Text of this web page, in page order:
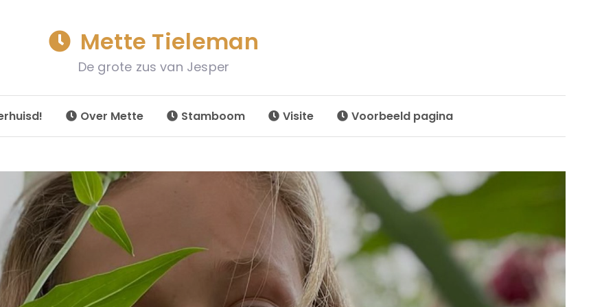
Mette Tieleman
De grote zus van Jesper
Over Mette Stamboom Visite Voorbeeld pagina